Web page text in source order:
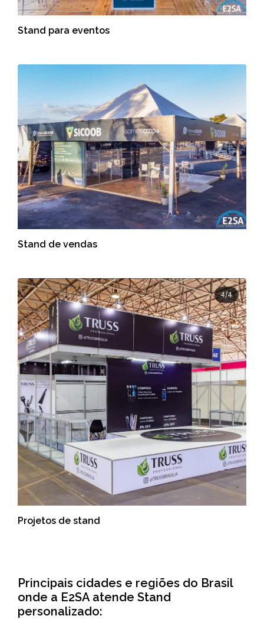
Stand para eventos
Stand de vendas
Projetos de stand
Principais cidades e regiões do Brasil
onde a E2SA atende Stand
personalizado: